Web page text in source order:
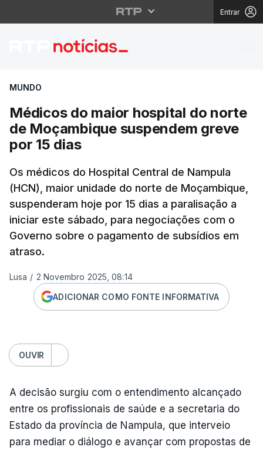
Entrar
Médicos do maior
MUNDO
Médicos do maior hospital do norte
de Moçambique suspendem greve
por 15 dias
Os médicos do Hospital Central de Nampula
(HCN), maior unidade do norte de Moçambique,
suspenderam hoje por 15 dias a paralisação a
iniciar este sábado, para negociações com o
Governo sobre o pagamento de subsídios em
atraso.
Lusa / 2 Novembro 2025, 08:14
ADICIONAR COMO FONTE INFORMATIVA
OUVIR
A decisão surgiu com o entendimento alcançado
entre os profissionais de saúde e a secretaria do
Estado da província de Nampula, que interveio
para mediar o diálogo e avançar com propostas de